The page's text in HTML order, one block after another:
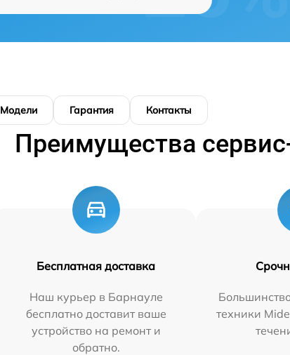
Модели Гарантия Контакты
Преимущества
Бесплатная доставка
Наш курьер в Барнауле
бесплатно доставит ваше
устройство на ремонт и
обратно.
техники